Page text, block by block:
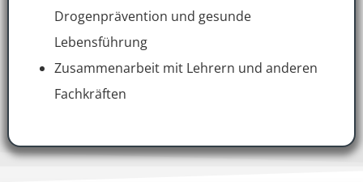
Drogenprävention und gesunde
Lebensführung
Zusammenarbeit mit Lehrern und anderen
Fachkräften